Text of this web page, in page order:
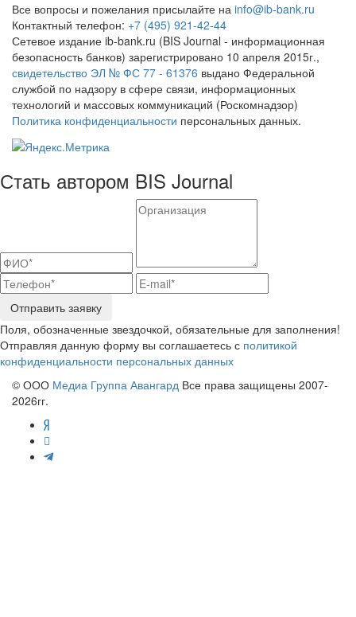
Все вопросы и пожелания присылайте на info@ib-bank.ru
Контактный телефон: +7 (495) 921-42-44
Сетевое издание ib-bank.ru (BIS Journal - информационная
безопасность банков) зарегистрировано 10 апреля 2015г.,
свидетельство ЭЛ № ФС 77 - 61376 выдано Федеральной
службой по надзору в сфере связи, информационных
технологий и массовых коммуникаций (Роскомнадзор)
Политика конфиденциальности персональных данных.
Стать автором BIS Journal
Отправить заявку
Поля, обозначенные звездочкой, обязательные для заполнения!
Отправляя данную форму вы соглашаетесь с политикой
конфиденциальности персональных данных
© ООО Медиа Группа Авангард Все права защищены 2007-
2026гг.